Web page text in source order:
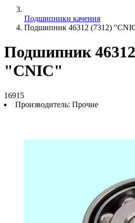
Подшипники качения
Подшипник 46312 (7312)
Подшипник
"CNIC"
16915
Производитель: Прочие